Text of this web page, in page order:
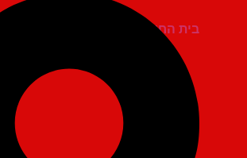
בית החייל תל אביב